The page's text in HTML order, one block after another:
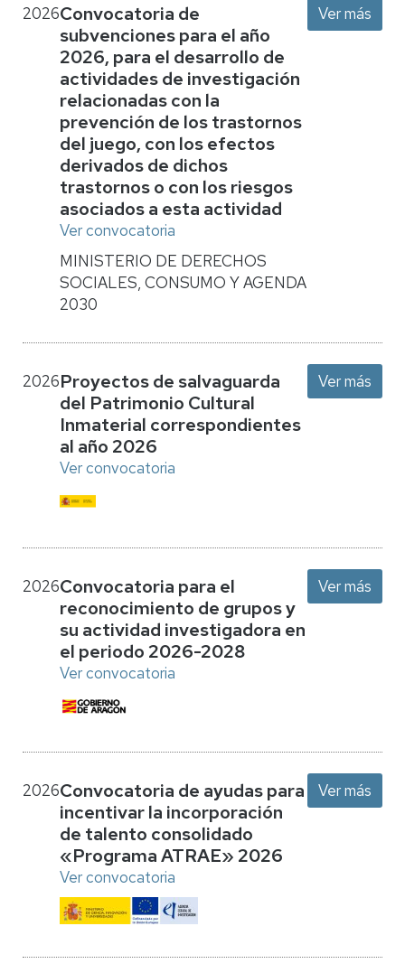
2026Convocatoria de
subvenciones para el año
2026, para el desarrollo de
actividades de investigación
relacionadas con la
prevención de los trastornos
del juego, con los efectos
derivados de dichos
trastornos o con los riesgos
asociados a esta actividad
Ver convocatoria
MINISTERIO DE DERECHOS
SOCIALES, CONSUMO Y AGENDA
2030
Ver más
2026Proyectos de salvaguarda
del Patrimonio Cultural
Inmaterial correspondientes
al año 2026
Ver convocatoria
Ver más
2026Convocatoria para el
reconocimiento de grupos y
su actividad investigadora en
el periodo 2026-2028
Ver convocatoria
Ver más
2026Convocatoria de ayudas para
incentivar la incorporación
de talento consolidado
«Programa ATRAE» 2026
Ver convocatoria
Ver más